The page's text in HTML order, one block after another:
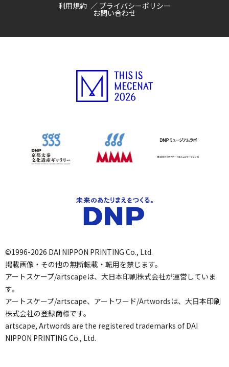
利用規約 プライバシーポリシー
お問い合わせ
©1996-2026 DAI NIPPON PRINTING Co., Ltd.
掲載画像・その他の無断転載・転用を禁じます。
アートスケープ/artscapeは、大日本印刷株式会社が運営していま
す。
アートスケープ/artscape、アートワード/Artwordsは、大日本印刷
株式会社の登録商標です。
artscape, Artwords are the registered trademarks of DAI
NIPPON PRINTING Co., Ltd.